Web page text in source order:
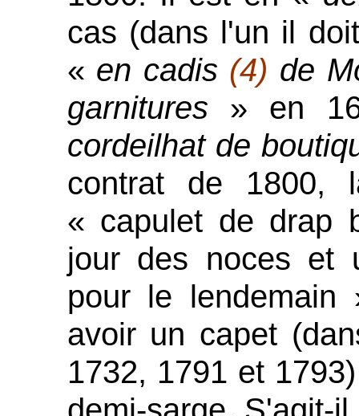
cas (dans l'un il
« en cadis (4) de
garnitures » en
cordeilhat de
contrat de 1800,
« capulet de drap
jour des noces et
pour le
avoir un capet
1732, 1791 et